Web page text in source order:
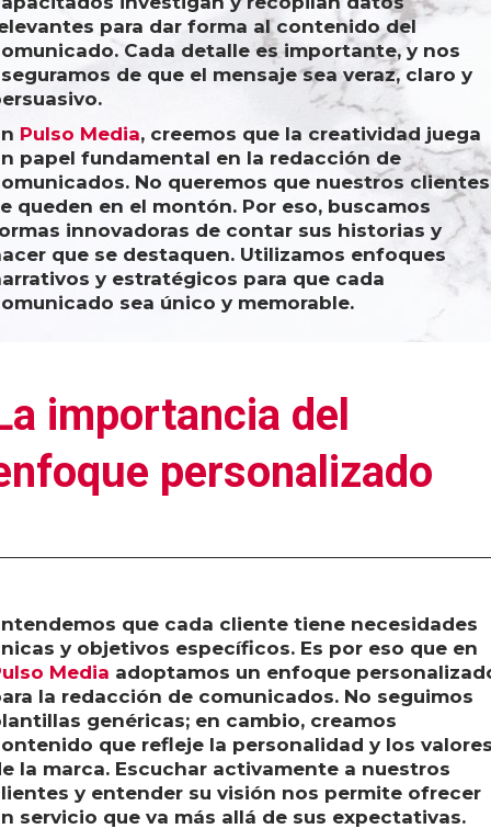
para dar forma al contenido del
Cada detalle es importante, y nos
de que el mensaje sea veraz, claro y
Pulso Media, creemos que la creatividad juega
papel fundamental en la redacción de
No queremos que nuestros clientes
queden en el montón. Por eso, buscamos
innovadoras de contar sus historias y
que se destaquen. Utilizamos enfoques
y estratégicos para que cada
sea único y memorable.
importancia del
personalizado
que cada cliente tiene necesidades
y objetivos específicos. Es por eso que en
Media adoptamos un enfoque
la redacción de comunicados. No seguimos
genéricas; en cambio, creamos
que refleje la personalidad y los
la marca. Escuchar activamente a nuestros
y entender su visión nos permite ofrecer
servicio que va más allá de sus expectativas.